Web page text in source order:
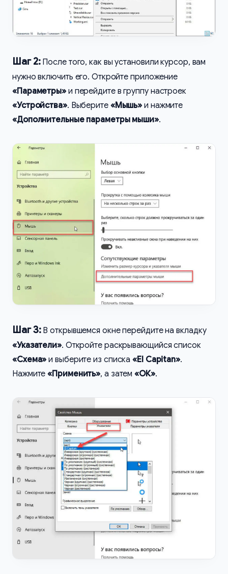
Шаг 2: После того, как вы установили курсор, вам
нужно включить его. Откройте приложение
«Параметры»и перейдите в группу настроек
«Устройства». Выберите «Мышь» и нажмите
«Дополнительные параметры мыши».
Шаг 3: В открывшемся окне перейдите на вкладку
«Указатели». Откройте раскрывающийся список
«Схема» и выберите из списка«El Capitan».
Нажмите«Применить», а затем«ОК».